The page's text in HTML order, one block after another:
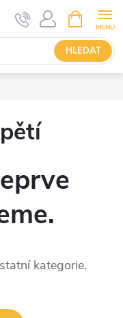
HLEDAT
NÁKUPNÍ
KOŠÍK
kategorie.